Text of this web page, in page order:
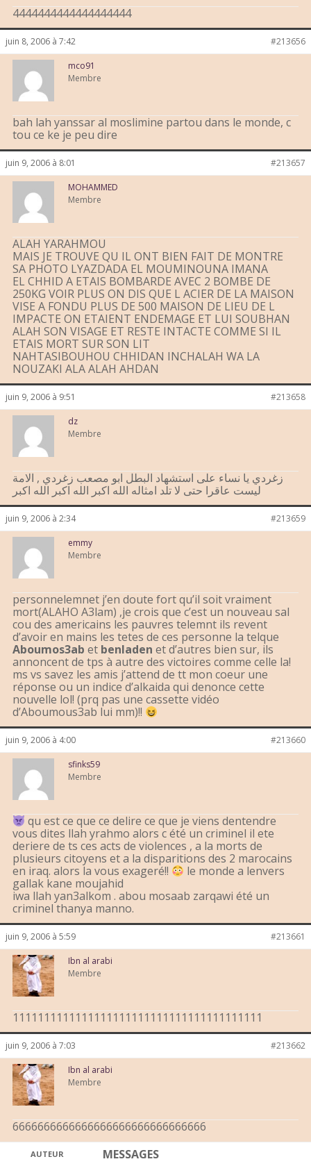
4444444444444444444
juin 8, 2006 à 7:42 #213656
mco91
Membre
bah lah yanssar al moslimine partou dans le monde, c
tou ce ke je peu dire
juin 9, 2006 à 8:01 #213657
MOHAMMED
Membre
ALAH YARAHMOU
MAIS JE TROUVE QU IL ONT BIEN FAIT DE MONTRE
SA PHOTO LYAZDADA EL MOUMINOUNA IMANA
EL CHHID A ETAIS BOMBARDE AVEC 2 BOMBE DE
250KG VOIR PLUS ON DIS QUE L ACIER DE LA MAISON
VISE A FONDU PLUS DE 500 MAISON DE LIEU DE L
IMPACTE ON ETAIENT ENDEMAGE ET LUI SOUBHAN
ALAH SON VISAGE ET RESTE INTACTE COMME SI IL
ETAIS MORT SUR SON LIT
NAHTASIBOUHOU CHHIDAN INCHALAH WA LA
NOUZAKI ALA ALAH AHDAN
juin 9, 2006 à 9:51 #213658
dz
Membre
زغردي يا نساء على استشهاد البطل ابو مصعب زغردي , الامة
ليست عاقرا حتى لا تلد امثاله الله اكبر الله اكبر الله اكبر
juin 9, 2006 à 2:34 #213659
emmy
Membre
personnelemnet j’en doute fort qu’il soit vraiment
mort(ALAHO A3lam) ,je crois que c’est un nouveau sal
cou des americains les pauvres telemnt ils revent
d’avoir en mains les tetes de ces personne la telque
Aboumos3ab et benladen et d’autres bien sur, ils
annoncent de tps à autre des victoires comme celle la!
ms vs savez les amis j’attend de tt mon coeur une
réponse ou un indice d’alkaida qui denonce cette
nouvelle lol! (prq pas une cassette vidéo
d’Aboumous3ab lui mm)!!
juin 9, 2006 à 4:00 #213660
sfinks59
Membre
qu est ce que ce delire ce que je viens dentendre
vous dites llah yrahmo alors c été un criminel il ete
deriere de ts ces acts de violences , a la morts de
plusieurs citoyens et a la disparitions des 2 marocains
en iraq. alors la vous exageré!!
le monde a lenvers
gallak kane moujahid
iwa llah yan3alkom . abou mosaab zarqawi été un
criminel thanya manno.
juin 9, 2006 à 5:59 #213661
Ibn al arabi
Membre
1111111111111111111111111111111111111111
juin 9, 2006 à 7:03 #213662
Ibn al arabi
Membre
6666666666666666666666666666666
AUTEUR MESSAGES